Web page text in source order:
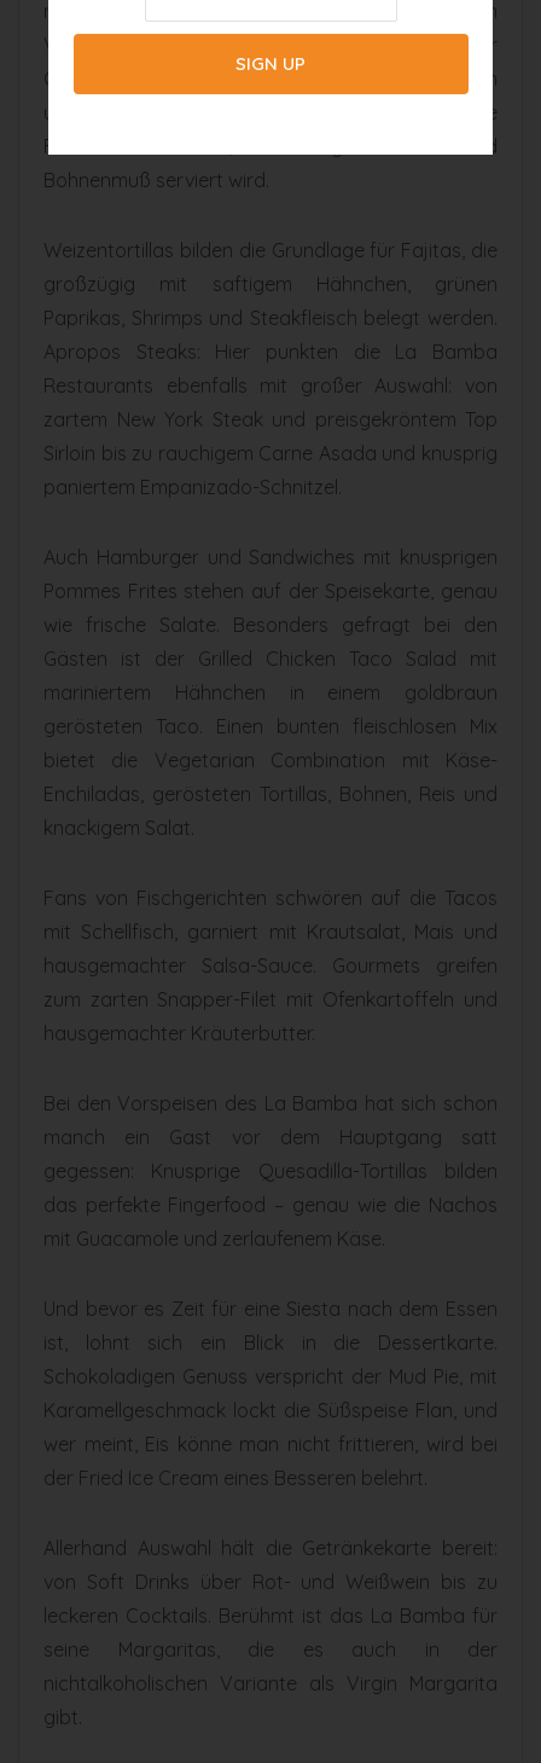
mexikanischen Küche gibt es im La Bamba in vielen
Variationen, etwa mit Pilzen, Käse, Tomaten oder
Chillischoten. Wer sich nicht zwischen Hühnchen
und Schweinefleisch entscheiden kann, bestellt die
Fiesta Combination, die mit gelbem Reis und
Bohnenmuß serviert wird.
Weizentortillas bilden die Grundlage für Fajitas, die
großzügig mit saftigem Hähnchen, grünen
Paprikas, Shrimps und Steakfleisch belegt werden.
Apropos Steaks: Hier punkten die La Bamba
Restaurants ebenfalls mit großer Auswahl: von
zartem New York Steak und preisgekröntem Top
Sirloin bis zu rauchigem Carne Asada und knusprig
paniertem Empanizado-Schnitzel.
Auch Hamburger und Sandwiches mit knusprigen
Pommes Frites stehen auf der Speisekarte, genau
wie frische Salate. Besonders gefragt bei den
Gästen ist der Grilled Chicken Taco Salad mit
mariniertem Hähnchen in einem goldbraun
gerösteten Taco. Einen bunten fleischlosen Mix
bietet die Vegetarian Combination mit Käse-
Enchiladas, gerösteten Tortillas, Bohnen, Reis und
knackigem Salat.
Fans von Fischgerichten schwören auf die Tacos
mit Schellfisch, garniert mit Krautsalat, Mais und
hausgemachter Salsa-Sauce. Gourmets greifen
zum zarten Snapper-Filet mit Ofenkartoffeln und
hausgemachter Kräuterbutter.
Bei den Vorspeisen des La Bamba hat sich schon
manch ein Gast vor dem Hauptgang satt
gegessen: Knusprige Quesadilla-Tortillas bilden
das perfekte Fingerfood – genau wie die Nachos
mit Guacamole und zerlaufenem Käse.
Und bevor es Zeit für eine Siesta nach dem Essen
ist, lohnt sich ein Blick in die Dessertkarte.
Schokoladigen Genuss verspricht der Mud Pie, mit
Karamellgeschmack lockt die Süßspeise Flan, und
wer meint, Eis könne man nicht frittieren, wird bei
der Fried Ice Cream eines Besseren belehrt.
Allerhand Auswahl hält die Getränkekarte bereit:
von Soft Drinks über Rot- und Weißwein bis zu
leckeren Cocktails. Berühmt ist das La Bamba für
seine Margaritas, die es auch in der
nichtalkoholischen Variante als Virgin Margarita
gibt.